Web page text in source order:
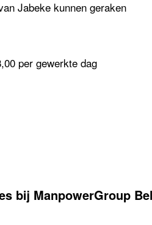
Jabeke kunnen geraken
per gewerkte dag
bij ManpowerGroup